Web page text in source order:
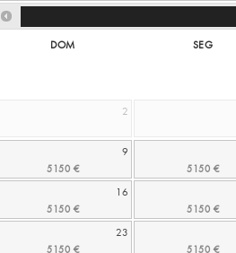
DOM SEG
2
9
16
23